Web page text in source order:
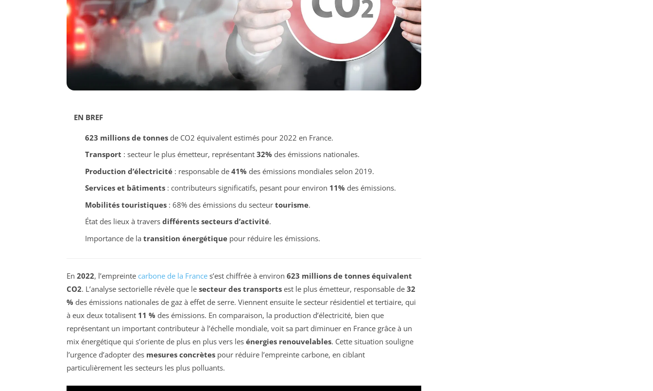
EN BREF
623 millions de tonnesde CO2 équivalent estimés pour 2022 en France.
Transport : secteur le plus émetteur, représentant 32% des émissions nationales.
Production d’électricité: responsable de 41% des émissions mondiales selon 2019.
Services et bâtiments: contributeurs significatifs, pesant pour environ 11% des émissions.
Mobilités touristiques: 68% des émissions du secteur tourisme.
État des lieux à travers différents secteurs d’activité.
Importance de la transition énergétiquepour réduire les émissions.
En 2022, l’empreinte carbone de la France s’est chiffrée à environ 623 millions de tonnes équivalent
CO2. L’analyse sectorielle révèle que le secteur des transports est le plus émetteur, responsable de 32
% des émissions nationales de gaz à effet de serre. Viennent ensuite le secteur résidentiel et tertiaire, qui
à eux deux totalisent 11 % des émissions. En comparaison, la production d’électricité, bien que
représentant un important contributeur à l’échelle mondiale, voit sa part diminuer en France grâce à un
mix énergétique qui s’oriente de plus en plus vers les énergies renouvelables. Cette situation souligne
l’urgence d’adopter des mesures concrètes pour réduire l’empreinte carbone, en ciblant
particulièrement les secteurs les plus polluants.